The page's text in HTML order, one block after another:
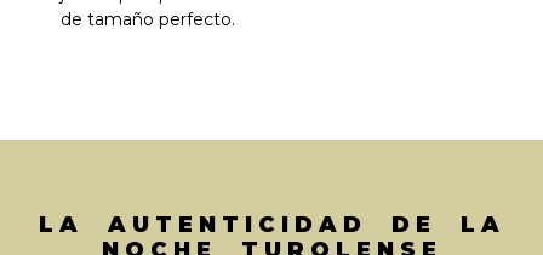
de tamaño perfecto.
LA AUTENTICIDAD DE LA